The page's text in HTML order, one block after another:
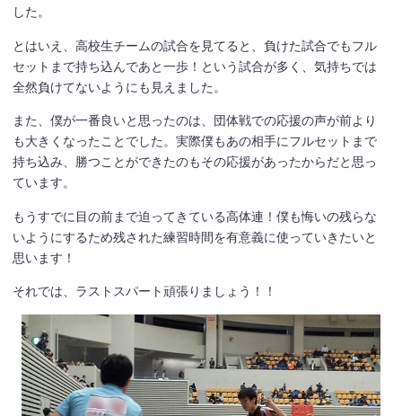
した。
とはいえ、高校生チームの試合を見てると、負けた試合でもフル
セットまで持ち込んであと一歩！という試合が多く、気持ちでは
全然負けてないようにも見えました。
また、僕が一番良いと思ったのは、団体戦での応援の声が前より
も大きくなったことでした。実際僕もあの相手にフルセットまで
持ち込み、勝つことができたのもその応援があったからだと思っ
ています。
もうすでに目の前まで迫ってきている高体連！僕も悔いの残らな
いようにするため残された練習時間を有意義に使っていきたいと
思います！
それでは、ラストスパート頑張りましょう！！